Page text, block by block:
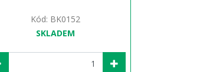
Kód: BK0152
SKLADEM